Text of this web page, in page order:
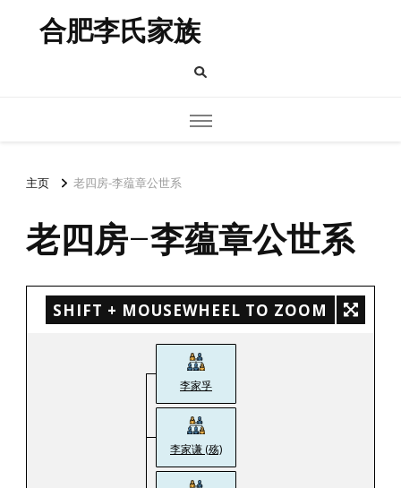
合肥李氏家族
主页 老四房-李蕴章公世系
老四房-李蕴章公世系
SHIFT + MOUSEWHEEL TO ZOOM
李家孚
李家谦 (殇)